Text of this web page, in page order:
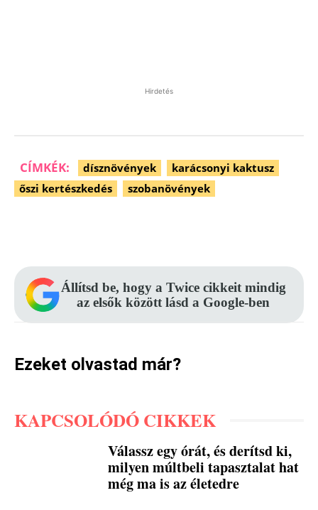
Hirdetés
CÍMKÉK: dísznövények
karácsonyi kaktusz
őszi kertészkedés
szobanövények
Állítsd be, hogy a Twice cikkeit mindig
az elsők között lásd a Google-ben
Ezeket olvastad már?
KAPCSOLÓDÓ CIKKEK
Válassz egy órát, és derítsd ki,
milyen múltbeli tapasztalat hat
még ma is az életedre